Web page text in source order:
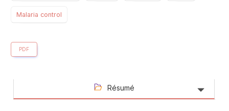
Malaria control
PDF
Résumé